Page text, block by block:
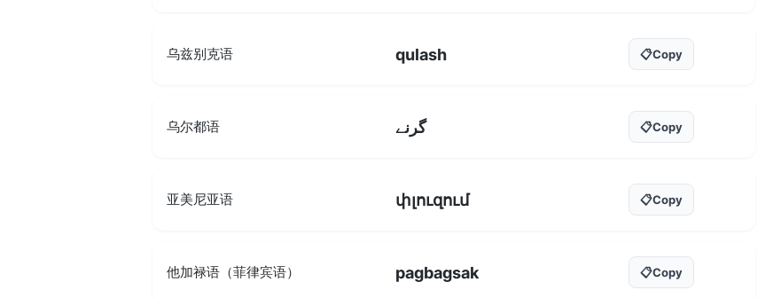
乌兹别克语 qulash 📋Copy
乌尔都语 گرنے 📋Copy
亚美尼亚语 փլուզում 📋Copy
他加禄语（菲律宾语） pagbagsak 📋Copy